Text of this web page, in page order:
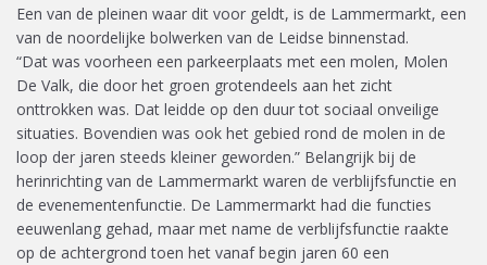
Een van de pleinen waar dit voor geldt, is de Lammermarkt, een
van de noordelijke bolwerken van de Leidse binnenstad.
“Dat was voorheen een parkeerplaats met een molen, Molen
De Valk, die door het groen grotendeels aan het zicht
onttrokken was. Dat leidde op den duur tot sociaal onveilige
situaties. Bovendien was ook het gebied rond de molen in de
loop der jaren steeds kleiner geworden.” Belangrijk bij de
herinrichting van de Lammermarkt waren de verblijfsfunctie en
de evenementenfunctie. De Lammermarkt had die functies
eeuwenlang gehad, maar met name de verblijfsfunctie raakte
op de achtergrond toen het vanaf begin jaren 60 een